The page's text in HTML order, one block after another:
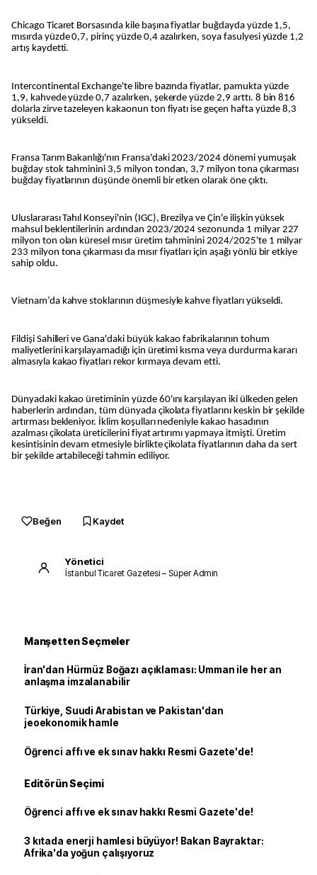
Chicago Ticaret Borsasında kile başına fiyatlar buğdayda yüzde 1,5,
mısırda yüzde 0,7, pirinç yüzde 0,4 azalırken, soya fasulyesi yüzde 1,2
artış kaydetti.
Intercontinental Exchange'te libre bazında fiyatlar, pamukta yüzde
1,9, kahvede yüzde 0,7 azalırken, şekerde yüzde 2,9 arttı. 8 bin 816
dolarla zirve tazeleyen kakaonun ton fiyatı ise geçen hafta yüzde 8,3
yükseldi.
Fransa Tarım Bakanlığı'nın Fransa'daki 2023/2024 dönemi yumuşak
buğday stok tahminini 3,5 milyon tondan, 3,7 milyon tona çıkarması
buğday fiyatlarının düşünde önemli bir etken olarak öne çıktı.
Uluslararası Tahıl Konseyi'nin (IGC), Brezilya ve Çin'e ilişkin yüksek
mahsul beklentilerinin ardından 2023/2024 sezonunda 1 milyar 227
milyon ton olan küresel mısır üretim tahminini 2024/2025'te 1 milyar
233 milyon tona çıkarması da mısır fiyatları için aşağı yönlü bir etkiye
sahip oldu.
Vietnam’da kahve stoklarının düşmesiyle kahve fiyatları yükseldi.
Fildişi Sahilleri ve Gana'daki büyük kakao fabrikalarının tohum
maliyetlerini karşılayamadığı için üretimi kısma veya durdurma kararı
almasıyla kakao fiyatları rekor kırmaya devam etti.
Dünyadaki kakao üretiminin yüzde 60'ını karşılayan iki ülkeden gelen
haberlerin ardından, tüm dünyada çikolata fiyatlarını keskin bir şekilde
artırması bekleniyor. İklim koşulları nedeniyle kakao hasadının
azalması çikolata üreticilerini fiyat artırımı yapmaya itmişti. Üretim
kesintisinin devam etmesiyle birlikte çikolata fiyatlarının daha da sert
bir şekilde artabileceği tahmin ediliyor.
Beğen Kaydet
Yönetici
İstanbul Ticaret Gazetesi – Süper Admin
Manşetten Seçmeler
İran'dan Hürmüz Boğazı açıklaması: Umman ile her an
anlaşma imzalanabilir
Türkiye, Suudi Arabistan ve Pakistan'dan
jeoekonomik hamle
Öğrenci affı ve ek sınav hakkı Resmi Gazete'de!
Editörün Seçimi
Öğrenci affı ve ek sınav hakkı Resmi Gazete'de!
3 kıtada enerji hamlesi büyüyor! Bakan Bayraktar:
Afrika'da yoğun çalışıyoruz